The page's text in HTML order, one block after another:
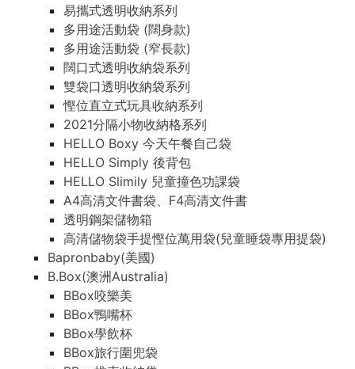
易攜式透明收納系列
多用途活動袋 (闊身款)
多用途活動袋 (窄長款)
闊口式透明收納袋系列
雙袋口透明收納袋系列
慳位直立式玩具收納系列
2021分隔小物收納格系列
HELLO Boxy 今天午餐自己袋
HELLO Simply 後背包
HELLO Slimily 兒童撞色功課袋
A4高清文件書袋、F4高清文件書
透明鋼架儲物箱
高清儲物袋手提慳位萬用袋(兒童睡袋專用提袋)
Bapronbaby(美國)
B.Box(澳洲Australia)
BBox咬樂美
BBox鴨嘴杯
BBox學飲杯
BBox旅行圍兜袋